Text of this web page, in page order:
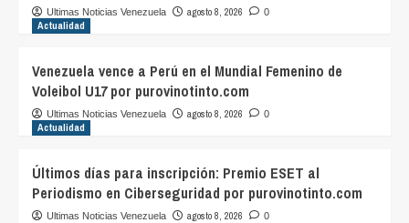
Ultimas Noticias Venezuela agosto 8, 2026 0
Actualidad
Venezuela vence a Perú en el Mundial Femenino de
Voleibol U17 por purovinotinto.com
Ultimas Noticias Venezuela agosto 8, 2026 0
Actualidad
Últimos días para inscripción: Premio ESET al
Periodismo en Ciberseguridad por purovinotinto.com
Ultimas Noticias Venezuela agosto 8, 2026 0